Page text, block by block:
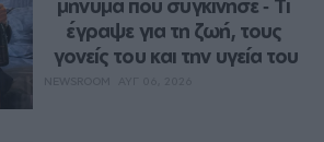
μήνυμα που συγκίνησε ‑ Τι
έγραψε για τη ζωή, τους
γονείς του και την υγεία του